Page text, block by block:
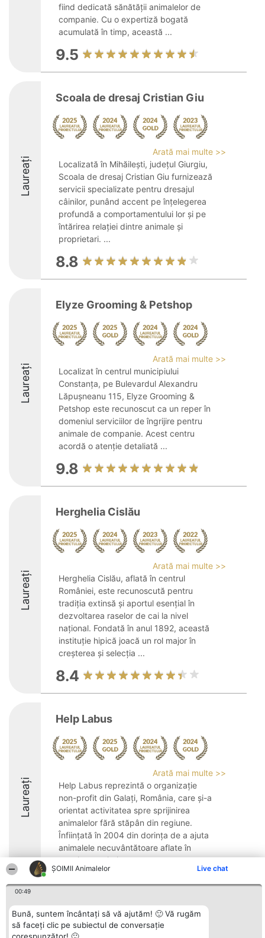
ŞOIMII Animalelor Live chat
00:49
Bună, suntem încântați să vă ajutăm! 🙂 Vă rugăm
să faceți clic pe subiectul de conversație
fiind dedicată sănătății animalelor de
companie. Cu o expertiză bogată
acumulată în timp, această ...
9.5
Laureați
Scoala de dresaj Cristian Giu
Arată mai multe >>
Localizată în Mihăilești, județul Giurgiu,
Scoala de dresaj Cristian Giu furnizează
servicii specializate pentru dresajul
câinilor, punând accent pe înțelegerea
profundă a comportamentului lor și pe
întărirea relației dintre animale și
proprietari. ...
8.8
Laureați
Elyze Grooming & Petshop
Arată mai multe >>
Localizat în centrul municipiului
Constanța, pe Bulevardul Alexandru
Lăpușneanu 115, Elyze Grooming &
Petshop este recunoscut ca un reper în
domeniul serviciilor de îngrijire pentru
animale de companie. Acest centru
acordă o atenție detaliată ...
9.8
Laureați
Herghelia Cislău
Arată mai multe >>
Herghelia Cislău, aflată în centrul
României, este recunoscută pentru
tradiția extinsă și aportul esențial în
dezvoltarea raselor de cai la nivel
național. Fondată în anul 1892, această
instituție hipică joacă un rol major în
creșterea și selecția ...
8.4
Laureați
Help Labus
Arată mai multe >>
Help Labus reprezintă o organizație
non-profit din Galați, România, care și-a
orientat activitatea spre sprijinirea
animalelor fără stăpân din regiune.
Înființată în 2004 din dorința de a ajuta
animalele necuvântătoare aflate în
nevoie, asociația ...
9.6
Organizator Ranking
BRIGHT SOLUTIONS BR SRL
Plebiscyt